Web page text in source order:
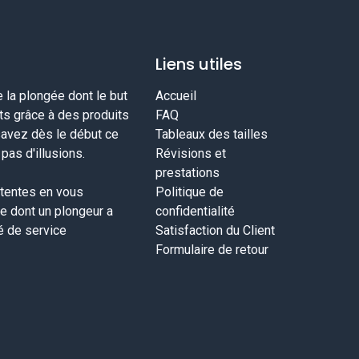
la plongée dont le but
grâce à des produits
dès le début ce
d'illusions.
en vous
dont un plongeur a
de service
Liens utiles
Accueil
FAQ
Tableaux des tailles
Révisions et
prestations
Politique de
confidentialité
Satisfaction du Client
Formulaire de retour